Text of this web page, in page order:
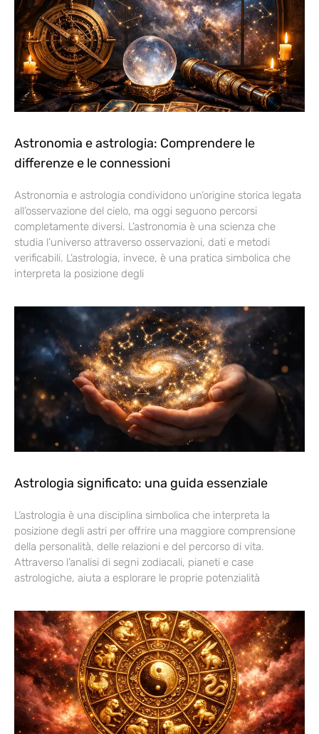
Astronomia e astrologia: Comprendere le
differenze e le connessioni
Astronomia e astrologia condividono un’origine storica legata
all’osservazione del cielo, ma oggi seguono percorsi
completamente diversi. L’astronomia è una scienza che
studia l’universo attraverso osservazioni, dati e metodi
verificabili. L’astrologia, invece, è una pratica simbolica che
interpreta la posizione degli
Astrologia significato: una guida essenziale
L’astrologia è una disciplina simbolica che interpreta la
posizione degli astri per offrire una maggiore comprensione
della personalità, delle relazioni e del percorso di vita.
Attraverso l’analisi di segni zodiacali, pianeti e case
astrologiche, aiuta a esplorare le proprie potenzialità